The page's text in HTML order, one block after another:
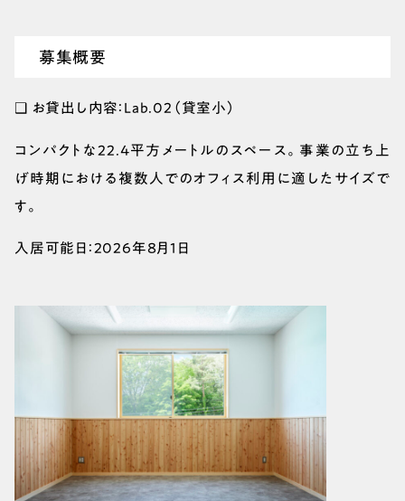
募集概要
❑ お貸出し内容：Lab.02（貸室小）
コンパクトな22.4平方メートルのスペース。事業の立ち上
げ時期における複数人でのオフィス利用に適したサイズで
す。
入居可能日：2026年8月1日